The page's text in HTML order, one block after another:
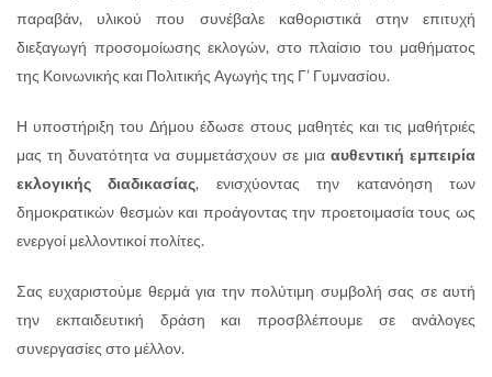
παραβάν, υλικού που συνέβαλε καθοριστικά στην επιτυχή
διεξαγωγή προσομοίωσης εκλογών, στο πλαίσιο του μαθήματος
της Κοινωνικής και Πολιτικής Αγωγής της Γ’ Γυμνασίου.
Η υποστήριξη του Δήμου έδωσε στους μαθητές και τις μαθήτριές
μας τη δυνατότητα να συμμετάσχουν σε μια αυθεντική εμπειρία
εκλογικής διαδικασίας, ενισχύοντας την κατανόηση των
δημοκρατικών θεσμών και προάγοντας την προετοιμασία τους ως
ενεργοί μελλοντικοί πολίτες.
Σας ευχαριστούμε θερμά για την πολύτιμη συμβολή σας σε αυτή
την εκπαιδευτική δράση και προσβλέπουμε σε ανάλογες
συνεργασίες στο μέλλον.